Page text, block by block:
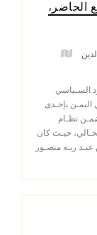
الحاضر،
السـياسي
بإحـدى
نظـام
الحـالي، حيـث كان
ربـه منصـور